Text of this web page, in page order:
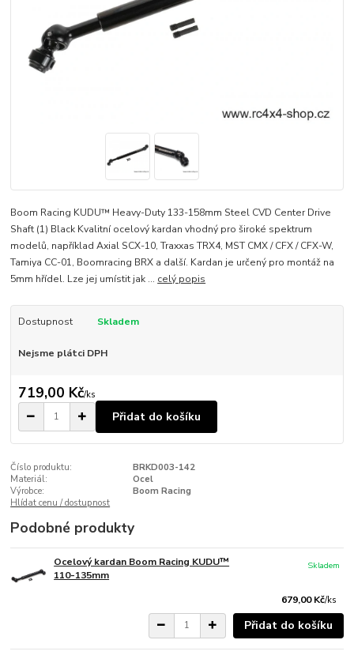
Boom Racing KUDU™ Heavy-Duty 133-158mm Steel CVD Center Drive
Shaft (1) Black Kvalitní ocelový kardan vhodný pro široké spektrum
modelů, například Axial SCX-10, Traxxas TRX4, MST CMX / CFX / CFX-W,
Tamiya CC-01, Boomracing BRX a další. Kardan je určený pro montáž na
5mm hřídel. Lze jej umístit jak ... celý popis
Dostupnost Skladem
Nejsme plátci DPH
719,00 Kč/ks
Přidat do košíku
Číslo produktu:
BRKD003-142
Materiál:
Ocel
Výrobce:
Boom Racing
Hlídat cenu / dostupnost
Podobné produkty
Ocelový kardan Boom Racing KUDU™
110-135mm
679,00 Kč/ks
Skladem
Přidat do košíku